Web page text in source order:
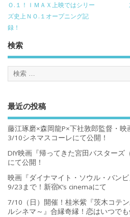
Ｏ.１！ＩＭＡＸ上映ではシリー
ズ史上ＮＯ.１オープニング記
録！
検索
最近の投稿
藤江琢磨×森岡龍P×下社敦郎監督・映
3/10シネマスコーレにて公開！
DIY映画『帰ってきた宮田バスターズ
にて公開！
映画『ダイナマイト・ソウル・バンビ
9/23まで！新宿K’s cinemaにて
7/10（日）開催！桂米紫『茨木コテ
ルシネマ～』合縁奇縁！恋はいつで